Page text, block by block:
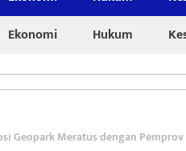
Ekonomi Hukum
Geopark Meratus dengan Pemprov